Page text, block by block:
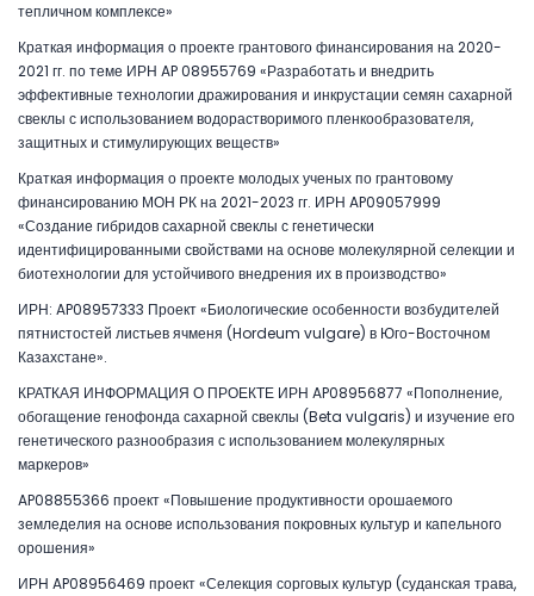
тепличном комплексе»
Краткая информация о проекте грантового финансирования на 2020-
2021 гг. по теме ИРН AP 08955769 «Разработать и внедрить
эффективные технологии дражирования и инкрустации семян сахарной
свеклы с использованием водорастворимого пленкообразователя,
защитных и стимулирующих веществ»
Краткая информация о проекте молодых ученых по грантовому
финансированию МОН РК на 2021-2023 гг. ИРН AP09057999
«Создание гибридов сахарной свеклы с генетически
идентифицированными свойствами на основе молекулярной селекции и
биотехнологии для устойчивого внедрения их в производство»
ИРН: AP08957333 Проект «Биологические особенности возбудителей
пятнистостей листьев ячменя (Hordeum vulgare) в Юго-Восточном
Казахстане».
КРАТКАЯ ИНФОРМАЦИЯ О ПРОЕКТЕ ИРН AP08956877 «Пополнение,
обогащение генофонда сахарной свеклы (Beta vulgaris) и изучение его
генетического разнообразия с использованием молекулярных
маркеров»
AP08855366 проект «Повышение продуктивности орошаемого
земледелия на основе использования покровных культур и капельного
орошения»
ИРН AP08956469 проект «Селекция сорговых культур (суданская трава,